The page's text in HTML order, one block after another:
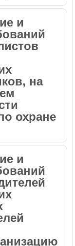
и
на
охране
и